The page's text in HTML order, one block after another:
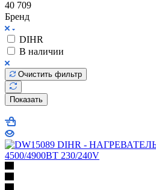
40 709
Бренд
DIHR
В наличии
Очистить фильтр
Показать